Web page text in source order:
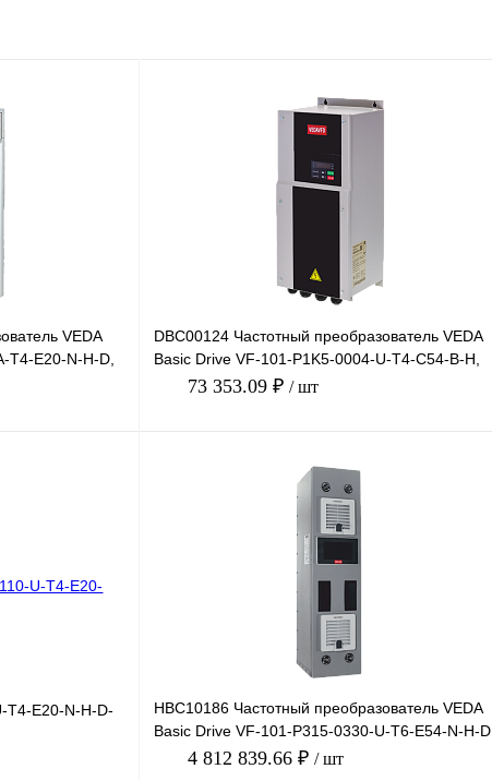
VEDA
T4-E20-N-H-D,
DBC00124 Частотный преобразователь VEDA
Basic Drive VF-101-P1K5-0004-U-T4-C54-B-H,
380В, 1,5кВт, 4А,
73 353.09 ₽ / шт
В корзину
Сравнение
Под заказ
T4-E20-N-H-D-
HBC10186 Частотный преобразователь VEDA
Basic Drive VF-101-P315-0330-U-T6-E54-N-H-D,
660В, 315кВт, 3
4 812 839.66 ₽ / шт